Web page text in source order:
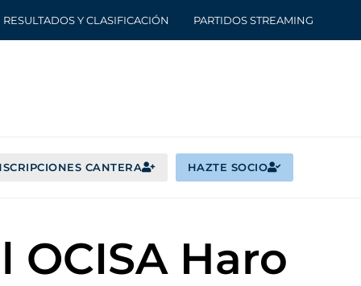
RESULTADOS Y CLASIFICACIÓN PARTIDOS STREAMING
CANTERA HAZTE SOCIO
Haro